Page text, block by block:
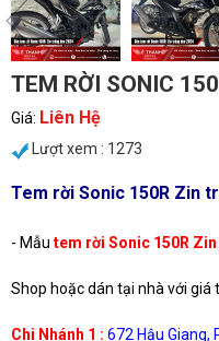
TEM RỜI SONIC
Giá: Liên Hệ
Lượt xem : 1273
Tem rời Sonic 150R Zin
- Mẫu tem rời Sonic 150R
Shop hoặc dán tại nhà với giá
Chi Nhánh 1 : 672 Hậu Giang,